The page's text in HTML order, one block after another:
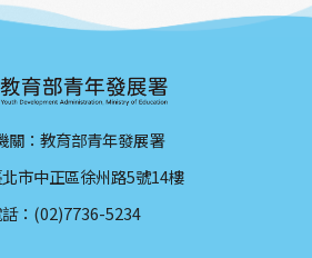
關：教育部青年發展署
市中正區徐州路5號14樓
：(02)7736-5234